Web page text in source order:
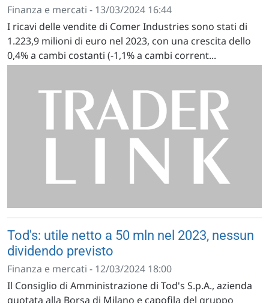
Finanza e mercati - 13/03/2024 16:44
I ricavi delle vendite di Comer Industries sono stati di
1.223,9 milioni di euro nel 2023, con una crescita dello
0,4% a cambi costanti (-1,1% a cambi corrent...
Tod's: utile netto a 50 mln nel 2023, nessun
dividendo previsto
Finanza e mercati - 12/03/2024 18:00
Il Consiglio di Amministrazione di Tod's S.p.A., azienda
quotata alla Borsa di Milano e capofila del gruppo